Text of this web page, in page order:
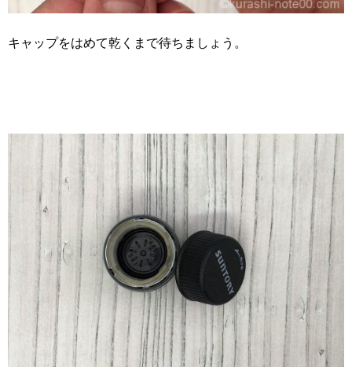
キャップをはめて乾くまで待ちましょう。